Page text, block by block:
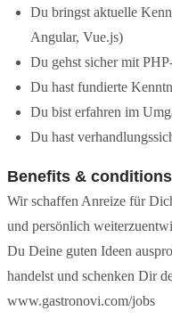
Du bringst aktuelle
Angular, Vue.js)
Du gehst sicher mit
Du hast fundierte
Du bist erfahren im
Du hast
Benefits & conditions
Wir schaffen Anreize für
und persönlich
Du Deine guten Ideen
handelst und schenken Dir
www.gastronovi.com/jobs